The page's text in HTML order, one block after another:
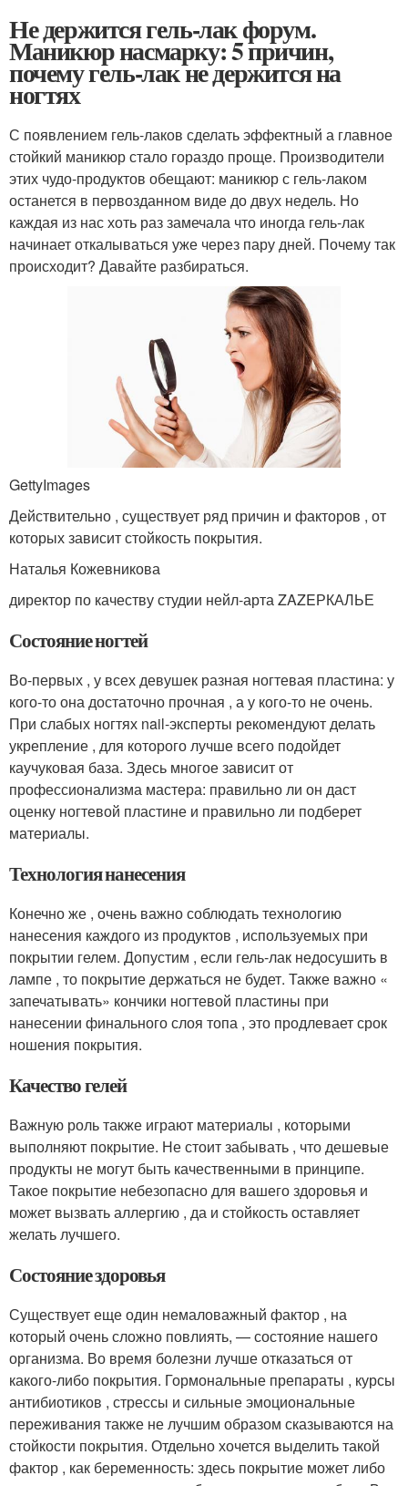
Не держится гель-лак форум.
Маникюр насмарку: 5 причин,
почему гель-лак не держится на
ногтях
С появлением гель-лаков сделать эффектный а главное
стойкий маникюр стало гораздо проще. Производители
этих чудо-продуктов обещают: маникюр с гель-лаком
останется в первозданном виде до двух недель. Но
каждая из нас хоть раз замечала что иногда гель-лак
начинает откалываться уже через пару дней. Почему так
происходит? Давайте разбираться.
GettyImages
Действительно , существует ряд причин и факторов , от
которых зависит стойкость покрытия.
Наталья Кожевникова
директор по качеству студии нейл-арта ZAZEРКАЛЬЕ
Состояние ногтей
Во-первых , у всех девушек разная ногтевая пластина: у
кого-то она достаточно прочная , а у кого-то не очень.
При слабых ногтях nail-эксперты рекомендуют делать
укрепление , для которого лучше всего подойдет
каучуковая база. Здесь многое зависит от
профессионализма мастера: правильно ли он даст
оценку ногтевой пластине и правильно ли подберет
материалы.
Технология нанесения
Конечно же , очень важно соблюдать технологию
нанесения каждого из продуктов , используемых при
покрытии гелем. Допустим , если гель-лак недосушить в
лампе , то покрытие держаться не будет. Также важно «
запечатывать» кончики ногтевой пластины при
нанесении финального слоя топа , это продлевает срок
ношения покрытия.
Качество гелей
Важную роль также играют материалы , которыми
выполняют покрытие. Не стоит забывать , что дешевые
продукты не могут быть качественными в принципе.
Такое покрытие небезопасно для вашего здоровья и
может вызвать аллергию , да и стойкость оставляет
желать лучшего.
Состояние здоровья
Существует еще один немаловажный фактор , на
который очень сложно повлиять, — состояние нашего
организма. Во время болезни лучше отказаться от
какого-либо покрытия. Гормональные препараты , курсы
антибиотиков , стрессы и сильные эмоциональные
переживания также не лучшим образом сказываются на
стойкости покрытия. Отдельно хочется выделить такой
фактор , как беременность: здесь покрытие может либо